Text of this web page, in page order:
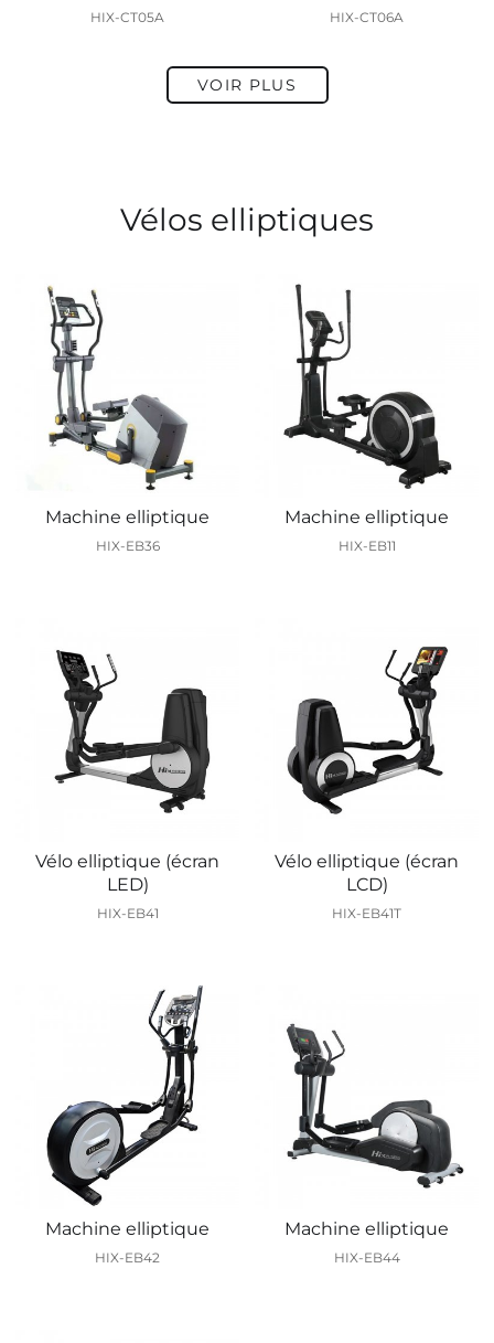
HIX-CT05A HIX-CT06A
VOIR PLUS
Vélos elliptiques
Machine elliptique
HIX-EB36
Machine elliptique
HIX-EB11
Vélo elliptique (écran
LED)
HIX-EB41
Vélo elliptique (écran
LCD)
HIX-EB41T
Machine elliptique
HIX-EB42
Machine elliptique
HIX-EB44